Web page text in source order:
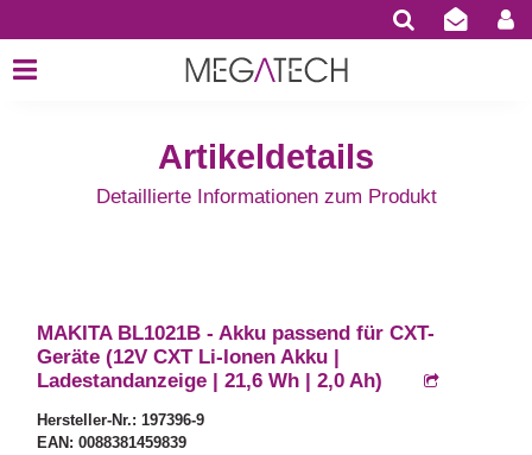
Artikeldetails
Detaillierte Informationen zum Produkt
MAKITA BL1021B - Akku passend für CXT-
Geräte (12V CXT Li-Ionen Akku |
Ladestandanzeige | 21,6 Wh | 2,0 Ah)
Hersteller-Nr.: 197396-9
EAN: 0088381459839